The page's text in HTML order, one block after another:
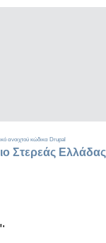
Στερεάς Ελλάδας
ανοιχτού κώδικαDrupal